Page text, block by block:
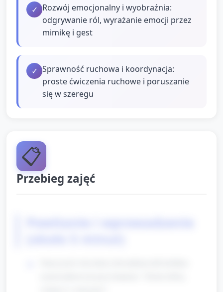
✓ Rozwój emocjonalny i wyobraźnia:
odgrywanie ról, wyrażanie emocji przez
mimikę i gest
✓ Sprawność ruchowa i koordynacja:
proste ćwiczenia ruchowe i poruszanie
się w szeregu
📋
Przebieg zajęć